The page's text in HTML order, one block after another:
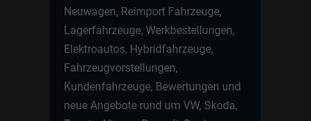
Neuwagen, Reimport Fahrzeuge,
Lagerfahrzeuge, Werkbestellungen,
Elektroautos, Hybridfahrzeuge,
Fahrzeugvorstellungen,
Kundenfahrzeuge, Bewertungen und
neue Angebote rund um VW, Skoda,